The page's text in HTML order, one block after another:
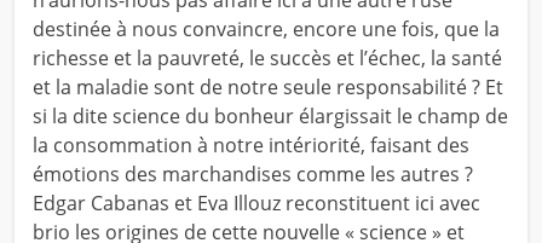
destinée à nous convaincre, encore une fois, que la
richesse et la pauvreté, le succès et l’échec, la santé
et la maladie sont de notre seule responsabilité ? Et
si la dite science du bonheur élargissait le champ de
la consommation à notre intériorité, faisant des
émotions des marchandises comme les autres ?
Edgar Cabanas et Eva Illouz reconstituent ici avec
brio les origines de cette nouvelle « science » et